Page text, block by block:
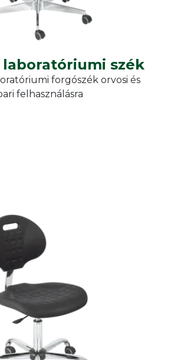
szék
forgószék orvosi és
felhasználásra
Rtwork
ESD desks, chairs,
laboratóriumi szék